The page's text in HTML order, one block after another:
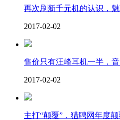
再次刷新千元机的认识，
2017-02-02
售价只有汪峰耳机一半，
2017-02-02
主打“颠覆”，猎聘网年度